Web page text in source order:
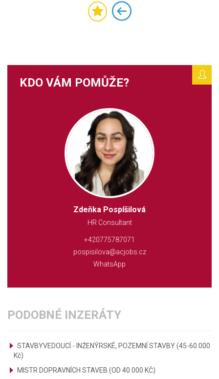
KDO VÁM POMŮŽE?
Zdeňka Pospíšilová
HR Consultant
+420775787071
pospisilova@acjobs.cz
WhatsApp
PODOBNÉ INZERÁTY
STAVBYVEDOUCÍ - INŽENÝRSKÉ, POZEMNÍ STAVBY (45-60.000
Kč)
MISTR DOPRAVNÍCH STAVEB (OD 40.000 KČ)